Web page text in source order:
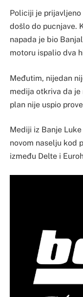
Policiji je prijavljeno
došlo do pucnjave.
napada je bio
motoru ispalio dva
Međutim, nijedan
medija otkriva da je
plan nije uspio
Mediji iz Banje
novom naselju kod
između Delte i